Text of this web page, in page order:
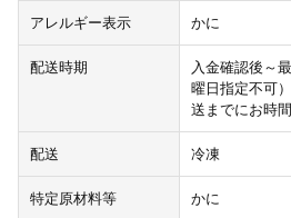
アレルギー表示 かに
配送時期
入金確認後～
曜日指定不可
送までにお時
配送 冷凍
特定原材料等 かに